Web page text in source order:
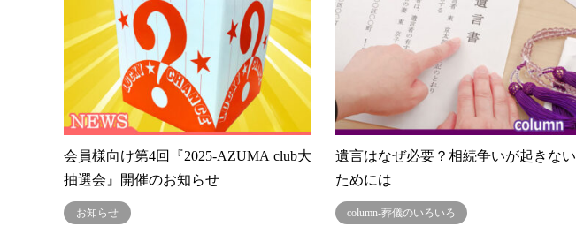
会員様向け第4回『2025-AZUMA club大
抽選会』開催のお知らせ
お知らせ
遺言はなぜ必要？相続争いが起きない
ためには
column-葬儀のいろいろ